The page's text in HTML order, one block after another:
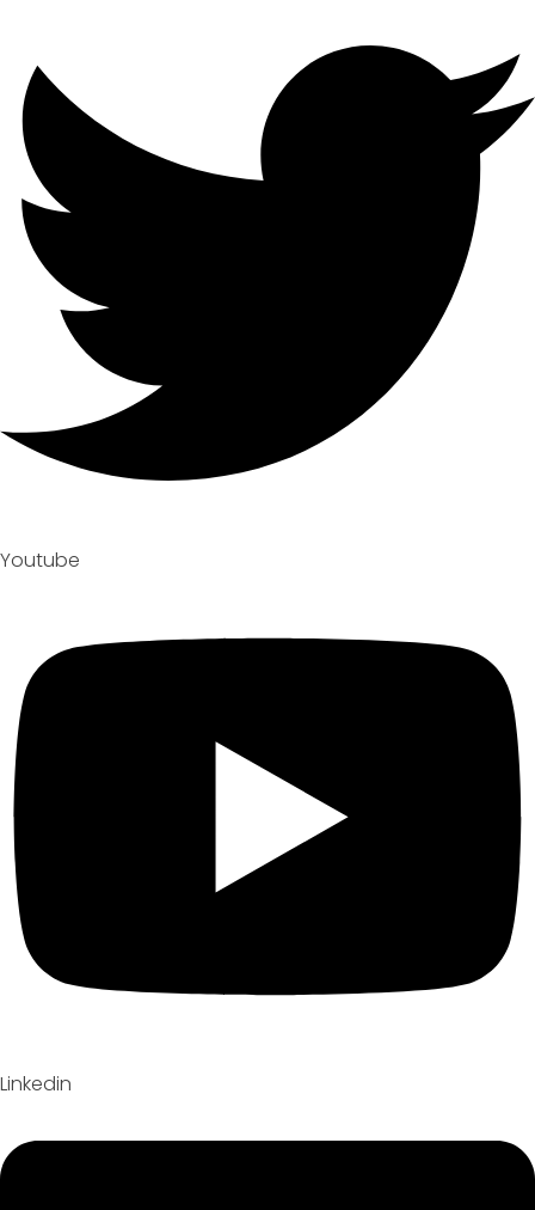
Youtube
Linkedin